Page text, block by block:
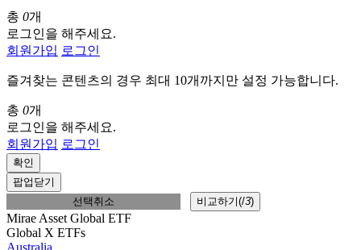
총 0개
로그인을 해주세요.
회원가입 로그인
즐겨찾는 콘텐츠의 경우 최대 10개까지만 설정 가능합니다.
총 0개
로그인을 해주세요.
회원가입 로그인
확인
팝업닫기
선택취소
비교하기(/3)
Mirae Asset Global ETF
Global X ETFs